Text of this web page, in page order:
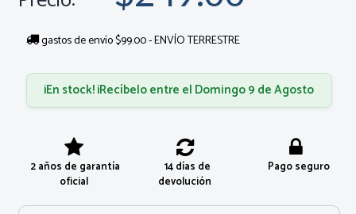
gastos de envío $99.00 - ENVÍO TERRESTRE
¡En stock! ¡Recíbelo entre el Domingo 9 de Agosto
2 años de garantía
oficial
14 días de
devolución
Pago seguro